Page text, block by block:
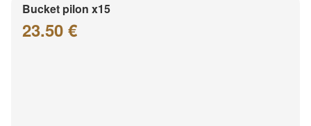
Bucket pilon x15
23.50 €